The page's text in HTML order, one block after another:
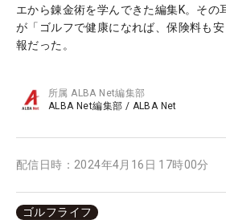
エから錬金術を学んできた編集K。その
が「ゴルフで健康になれば、保険料も
報だった。
所属ALBA Net編集部
ALBA Net編集部 / ALBA Net
配信日時： 2024年4月16日 17時00分
ゴルフライフ